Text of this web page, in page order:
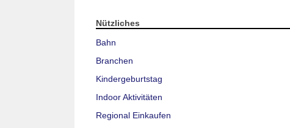
Nützliches
Bahn
Branchen
Kindergeburtstag
Indoor Aktivitäten
Regional Einkaufen